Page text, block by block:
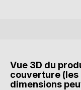
Vue 3D du
couverture
dimensions